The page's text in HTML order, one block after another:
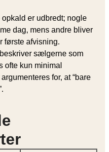
opkald er udbredt; nogle
dag, mens andre bliver
første afvisning.
sælgerne som
ofte kun minimal
for, at “bare